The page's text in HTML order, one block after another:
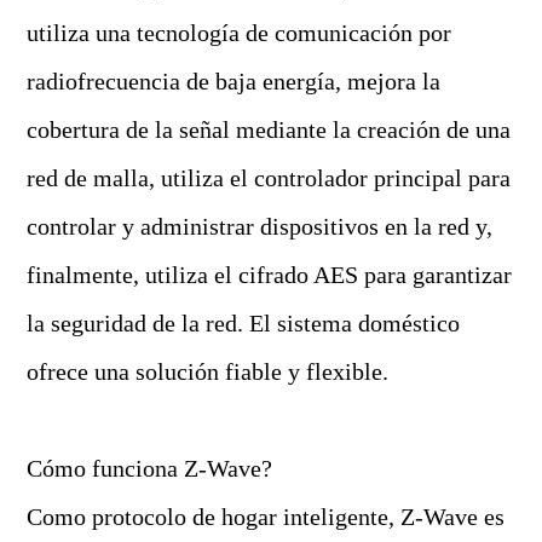
utiliza una tecnología de comunicación por
radiofrecuencia de baja energía, mejora la
cobertura de la señal mediante la creación de una
red de malla, utiliza el controlador principal para
controlar y administrar dispositivos en la red y,
finalmente, utiliza el cifrado AES para garantizar
la seguridad de la red. El sistema doméstico
ofrece una solución fiable y flexible.
Cómo funciona Z-Wave?
Como protocolo de hogar inteligente, Z-Wave es